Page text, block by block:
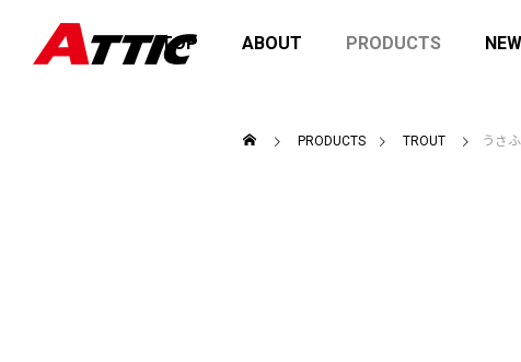
TOP ABOUT PRODUCTS
PRODUCTS TROUT うさ